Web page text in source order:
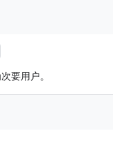
要用户。